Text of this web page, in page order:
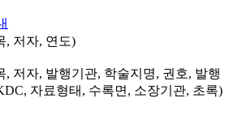
, 저자, 연도)
, 저자, 발행기관, 학술지명, 권호, 발행
자료형태, 수록면, 소장기관, 초록)